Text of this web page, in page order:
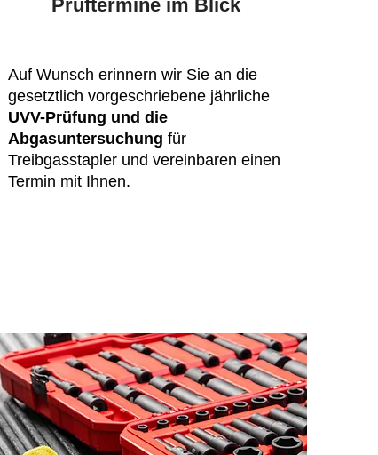
Prüftermine im Blick
Auf Wunsch erinnern wir Sie an die
gesetztlich vorgeschriebene jährliche
UVV-Prüfung und die
Abgasuntersuchung für
Treibgasstapler und vereinbaren einen
Termin mit Ihnen.